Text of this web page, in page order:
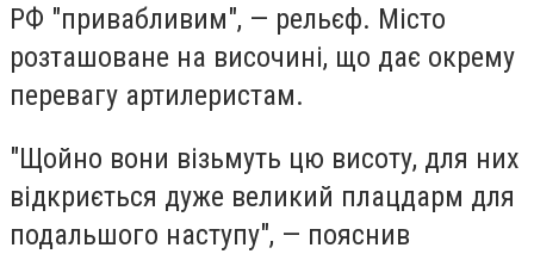
РФ "привабливим", — рельєф. Місто
розташоване на височині, що дає окрему
перевагу артилеристам.
"Щойно вони візьмуть цю висоту, для них
відкриється дуже великий плацдарм для
подальшого наступу", — пояснив